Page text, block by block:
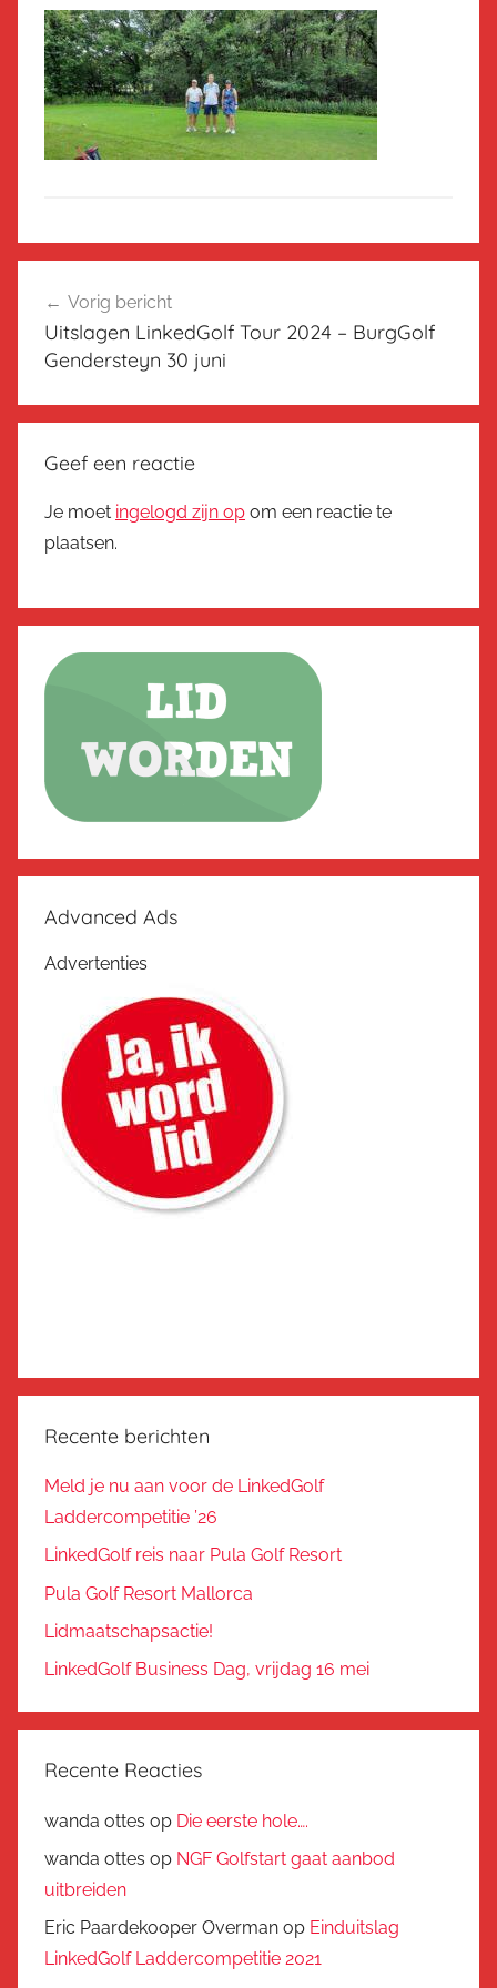
navigatie
Vorig bericht
Uitslagen LinkedGolf Tour 2024 – BurgGolf
Gendersteyn 30 juni
Geef een reactie
Je moet ingelogd zijn op om een reactie te
plaatsen.
Advanced Ads
Advertenties
Recente berichten
Meld je nu aan voor de LinkedGolf
Laddercompetitie ’26
LinkedGolf reis naar Pula Golf Resort
Pula Golf Resort Mallorca
Lidmaatschapsactie!
LinkedGolf Business Dag, vrijdag 16 mei
Recente Reacties
wanda ottes op Die eerste hole….
wanda ottes op NGF Golfstart gaat aanbod
uitbreiden
Eric Paardekooper Overman op Einduitslag
LinkedGolf Laddercompetitie 2021